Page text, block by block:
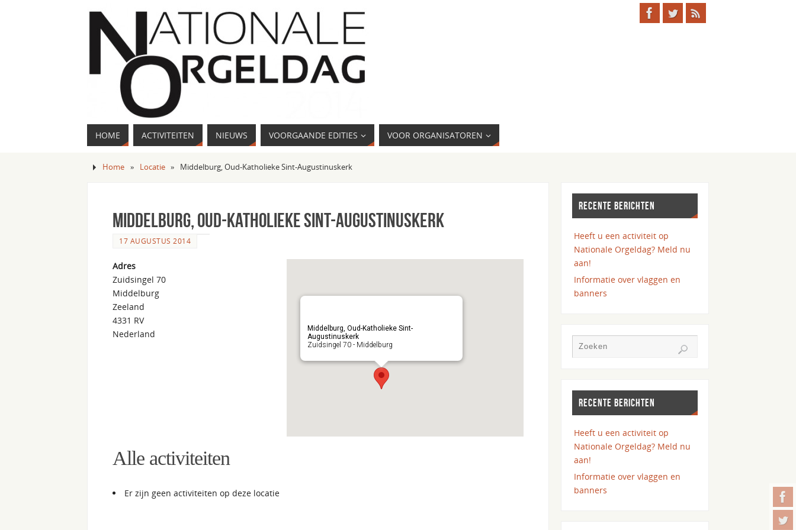
HOME ACTIVITEITEN NIEUWS VOORGAANDE EDITIES VOOR ORGANISATOREN
Home » Locatie » Middelburg, Oud-Katholieke Sint-Augustinuskerk
Middelburg, Oud-Katholieke Sint-Augustinuskerk
17 AUGUSTUS 2014
Middelburg, Oud-Katholieke Sint-
Augustinuskerk
Zuidsingel 70 - Middelburg
Adres
Zuidsingel 70
Middelburg
Zeeland
4331 RV
Nederland
Alle activiteiten
Er zijn geen activiteiten op deze locatie
RECENTE BERICHTEN
Heeft u een activiteit op
Nationale Orgeldag? Meld nu
aan!
Informatie over vlaggen en
banners
RECENTE BERICHTEN
Heeft u een activiteit op
Nationale Orgeldag? Meld nu
aan!
Informatie over vlaggen en
banners